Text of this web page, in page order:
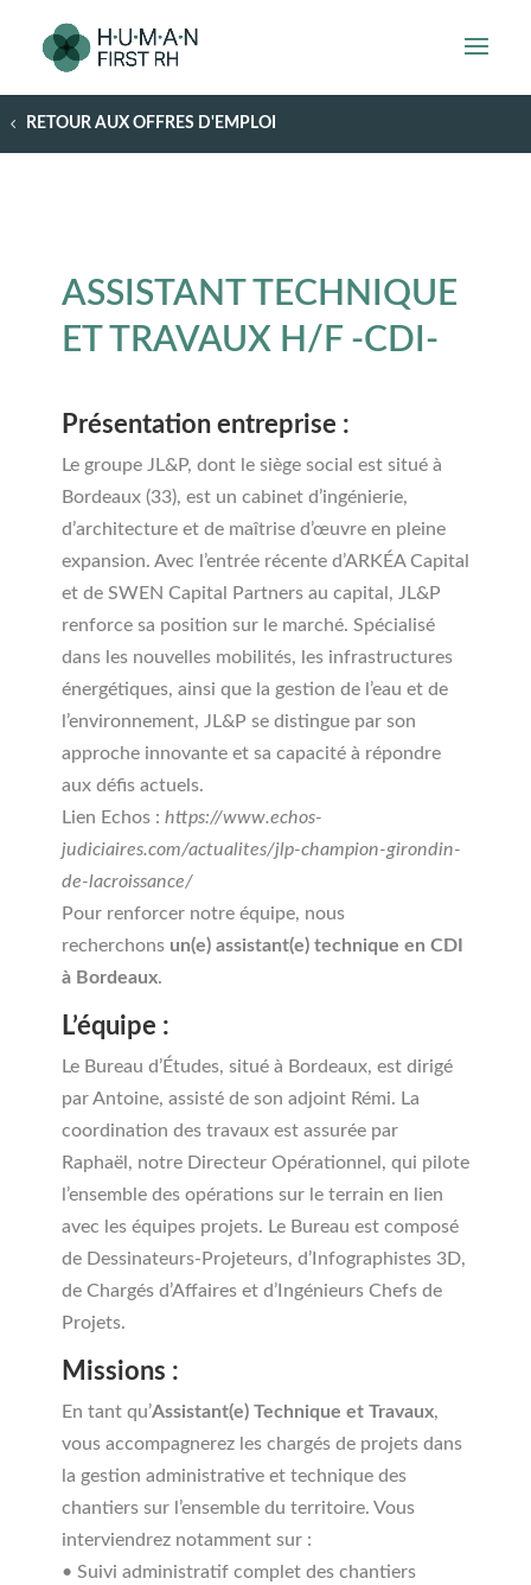
RETOUR AUX OFFRES D'EMPLOI
ASSISTANT TECHNIQUE
ET TRAVAUX H/F -CDI-
Présentation entreprise :
Le groupe JL&P, dont le siège social est situé à
Bordeaux (33), est un cabinet d’ingénierie,
d’architecture et de maîtrise d’œuvre en pleine
expansion. Avec l’entrée récente d’ARKÉA Capital
et de SWEN Capital Partners au capital, JL&P
renforce sa position sur le marché. Spécialisé
dans les nouvelles mobilités, les infrastructures
énergétiques, ainsi que la gestion de l’eau et de
l’environnement, JL&P se distingue par son
approche innovante et sa capacité à répondre
aux défis actuels.
Lien Echos : https://www.echos-
judiciaires.com/actualites/jlp-champion-girondin-
de-lacroissance/
Pour renforcer notre équipe, nous
recherchonsun(e) assistant(e) technique en CDI
à Bordeaux.
L’équipe :
Le Bureau d’Études, situé à Bordeaux, est dirigé
par Antoine, assisté de son adjoint Rémi. La
coordination des travaux est assurée par
Raphaël, notre Directeur Opérationnel, qui pilote
l’ensemble des opérations sur le terrain en lien
avec les équipes projets. Le Bureau est composé
de Dessinateurs-Projeteurs, d’Infographistes 3D,
de Chargés d’Affaires et d’Ingénieurs Chefs de
Projets.
Missions :
En tant qu’Assistant(e) Technique et Travaux,
vous accompagnerez les chargés de projets dans
la gestion administrative et technique des
chantiers sur l’ensemble du territoire. Vous
interviendrez notamment sur :
• Suivi administratif complet des chantiers